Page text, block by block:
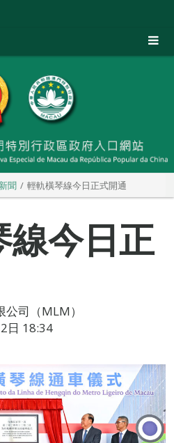
新聞 輕軌橫琴線今日正式開通
線今日正
司（MLM）
日 18:34